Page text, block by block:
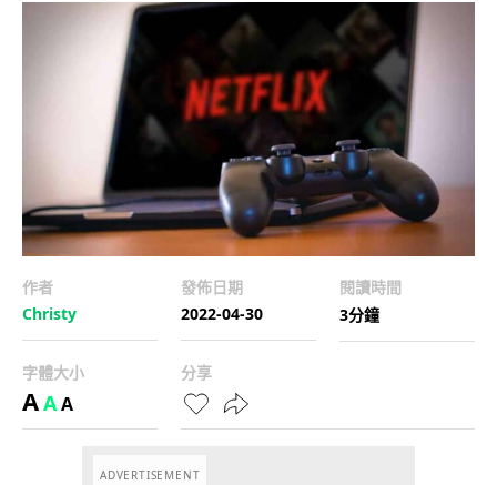
作者
Christy
發佈日期
2022-04-30
閱讀時間
3分鐘
字體大小
AAA
分享
ADVERTISEMENT